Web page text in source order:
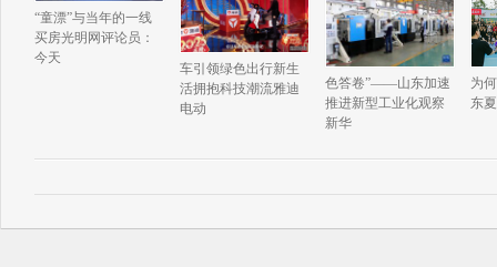
“童漂”与当年的一线
买房光明网评论员：
今天
车引领绿色出行新生
活拥抱科技潮流雅迪
电动
色答卷”——山东加速
推进新型工业化观察
新华
为
东